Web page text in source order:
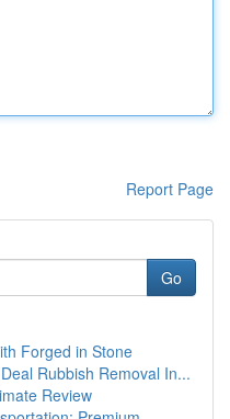
Report Page
Go
Forged in Stone
Rubbish Removal In...
Review